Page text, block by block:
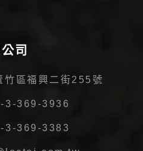
司
竹區福興二街255號
3-369-3936
3-369-3383